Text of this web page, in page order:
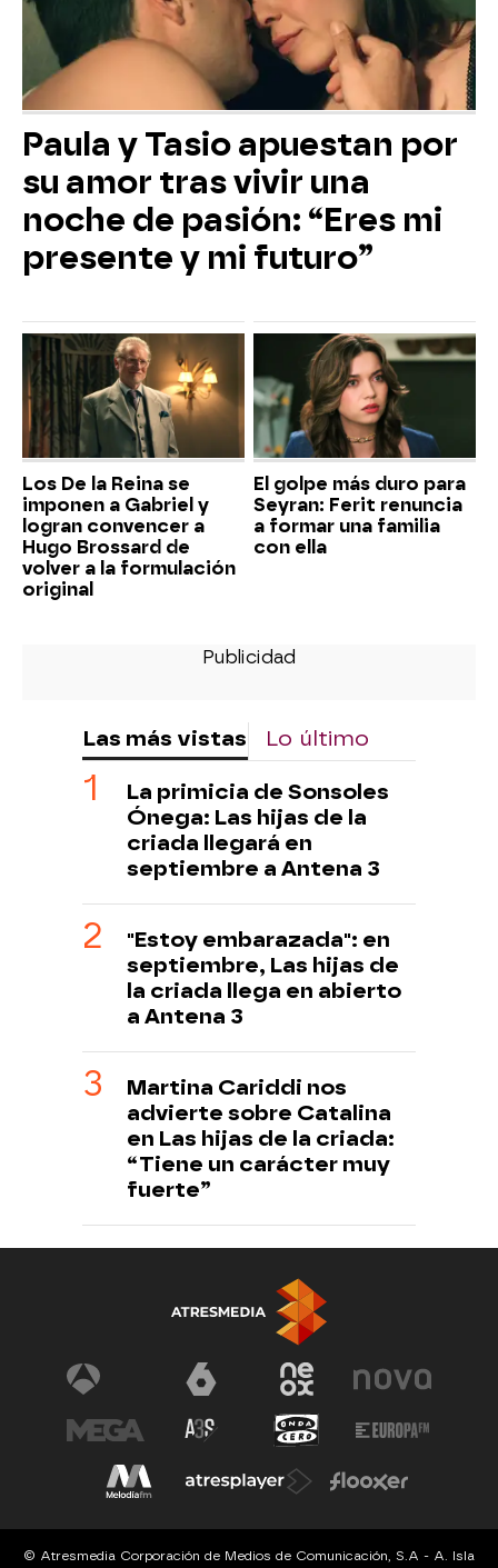
Paula y Tasio apuestan por
su amor tras vivir una
noche de pasión: “Eres mi
presente y mi futuro”
Los De la Reina se
imponen a Gabriel y
logran convencer a
Hugo Brossard de
volver a la formulación
original
El golpe más duro para
Seyran: Ferit renuncia
a formar una familia
con ella
Las más vistas Lo último
La primicia de Sonsoles
Ónega: Las hijas de la
criada llegará en
septiembre a Antena 3
"Estoy embarazada": en
septiembre, Las hijas de
la criada llega en abierto
a Antena 3
Martina Cariddi nos
advierte sobre Catalina
en Las hijas de la criada:
“Tiene un carácter muy
fuerte”
© Atresmedia Corporación de Medios de Comunicación, S.A - A. Isla